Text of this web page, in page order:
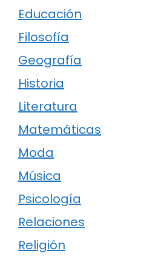
Educación
Filosofía
Geografía
Historia
Literatura
Matemáticas
Moda
Música
Psicología
Relaciones
Religión